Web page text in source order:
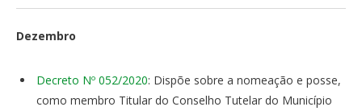
Dezembro
Decreto Nº 052/2020: Dispõe sobre a nomeação e posse,
como membro Titular do Conselho Tutelar do Município